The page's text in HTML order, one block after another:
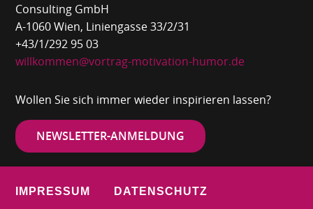
Consulting GmbH
A-1060 Wien, Liniengasse 33/2/31
+43/1/292 95 03
willkommen@vortrag-motivation-humor.de
Wollen Sie sich immer wieder inspirieren lassen?
NEWSLETTER-ANMELDUNG
IMPRESSUM DATENSCHUTZ